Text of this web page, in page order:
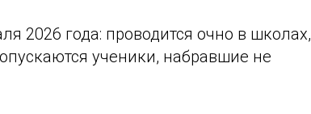
2026 года: проводится очно в школах,
ученики, набравшие не